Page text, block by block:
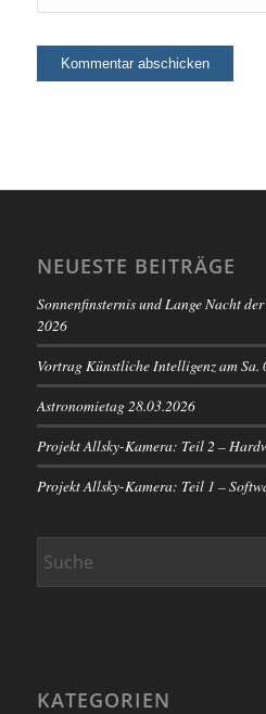
NEUESTE BEITRÄGE
Sonnenfinsternis und Lange Nacht
2026
Vortrag Künstliche Intelligenz am Sa.
Astronomietag 28.03.2026
Projekt Allsky-Kamera: Teil 2 –
Projekt Allsky-Kamera: Teil 1 –
KATEGORIEN